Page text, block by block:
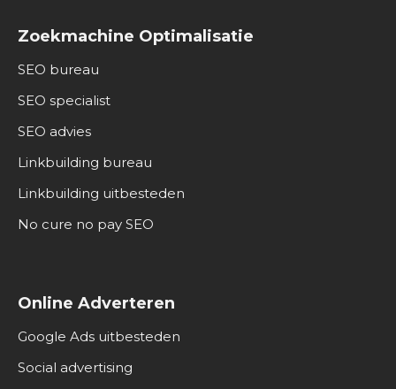
Zoekmachine Optimalisatie
SEO bureau
SEO specialist
SEO advies
Linkbuilding bureau
Linkbuilding uitbesteden
No cure no pay SEO
Online Adverteren
Google Ads uitbesteden
Social advertising